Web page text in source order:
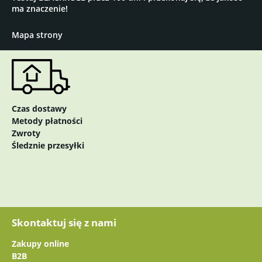
ma znaczenie!
Mapa strony
Czas dostawy
Metody płatności
Zwroty
Śledznie przesyłki
Skontaktuj się z nami
Zakupy online
B2B